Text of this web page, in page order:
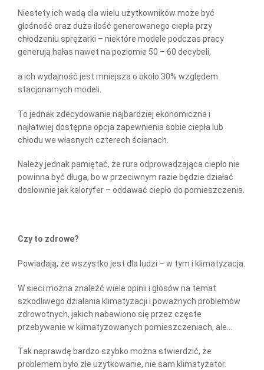
Niestety ich wadą dla wielu użytkowników może być
głośność oraz duża ilość generowanego ciepła przy
chłodzeniu sprężarki – niektóre modele podczas pracy
generują hałas nawet na poziomie 50 – 60 decybeli,
a ich wydajność jest mniejsza o około 30% względem
stacjonarnych modeli.
To jednak zdecydowanie najbardziej ekonomiczna i
najłatwiej dostępna opcja zapewnienia sobie ciepła lub
chłodu we własnych czterech ścianach.
Należy jednak pamiętać, że rura odprowadzająca ciepło nie
powinna być długa, bo w przeciwnym razie będzie działać
dosłownie jak kaloryfer – oddawać ciepło do pomieszczenia.
Czy to zdrowe?
Powiadają, że wszystko jest dla ludzi – w tym i klimatyzacja.
W sieci można znaleźć wiele opinii i głosów na temat
szkodliwego działania klimatyzacji i poważnych problemów
zdrowotnych, jakich nabawiono się przez częste
przebywanie w klimatyzowanych pomieszczeniach, ale…
Tak naprawdę bardzo szybko można stwierdzić, że
problemem było złe użytkowanie, nie sam klimatyzator.